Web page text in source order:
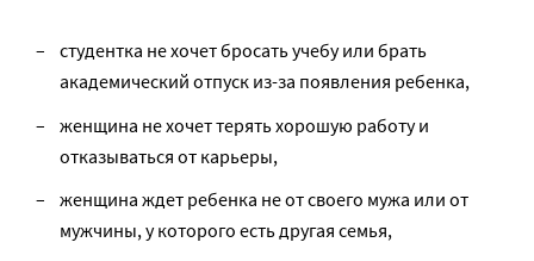
студентка не хочет бросать учебу или брать
академический отпуск из-за появления ребенка,
женщина не хочет терять хорошую работу и
отказываться от карьеры,
женщина ждет ребенка не от своего мужа или от
мужчины, у которого есть другая семья,